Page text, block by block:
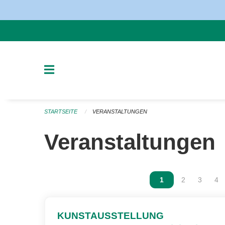
STARTSEITE VERANSTALTUNGEN
Veranstaltungen
Vous êtes sur la
1 Vous êtes
2 Vous
3 4
KUNSTAUSSTELLUNG